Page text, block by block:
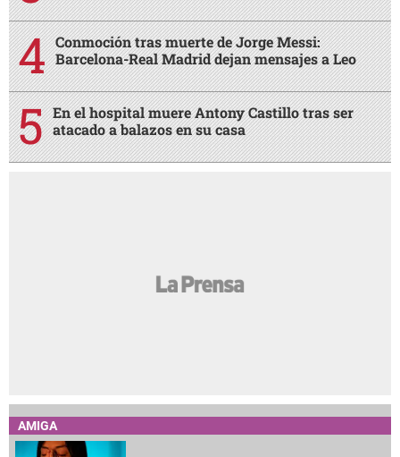
Conmoción tras muerte de Jorge Messi:
Barcelona-Real Madrid dejan mensajes a Leo
En el hospital muere Antony Castillo tras ser
atacado a balazos en su casa
AMIGA